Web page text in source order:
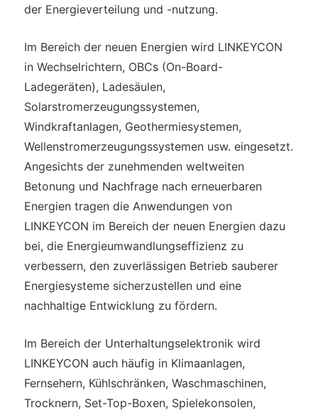
der Energieverteilung und -nutzung.
Im Bereich der neuen Energien wird LINKEYCON
in Wechselrichtern, OBCs (On-Board-
Ladegeräten), Ladesäulen,
Solarstromerzeugungssystemen,
Windkraftanlagen, Geothermiesystemen,
Wellenstromerzeugungssystemen usw. eingesetzt.
Angesichts der zunehmenden weltweiten
Betonung und Nachfrage nach erneuerbaren
Energien tragen die Anwendungen von
LINKEYCON im Bereich der neuen Energien dazu
bei, die Energieumwandlungseffizienz zu
verbessern, den zuverlässigen Betrieb sauberer
Energiesysteme sicherzustellen und eine
nachhaltige Entwicklung zu fördern.
Im Bereich der Unterhaltungselektronik wird
LINKEYCON auch häufig in Klimaanlagen,
Fernsehern, Kühlschränken, Waschmaschinen,
Trocknern, Set-Top-Boxen, Spielekonsolen,